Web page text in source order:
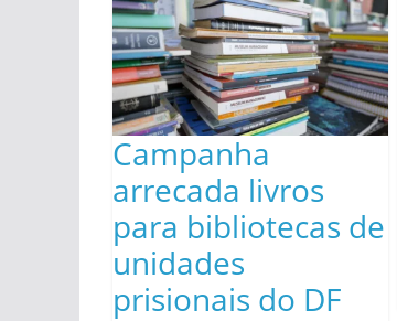
Campanha
arrecada livros
para bibliotecas de
unidades
prisionais do DF